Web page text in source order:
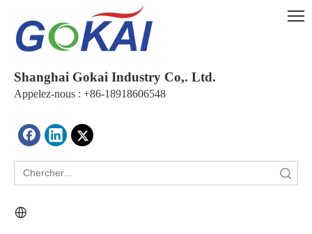
Shanghai Gokai Industry Co,. Ltd.
Appelez-nous : +86-18918606548